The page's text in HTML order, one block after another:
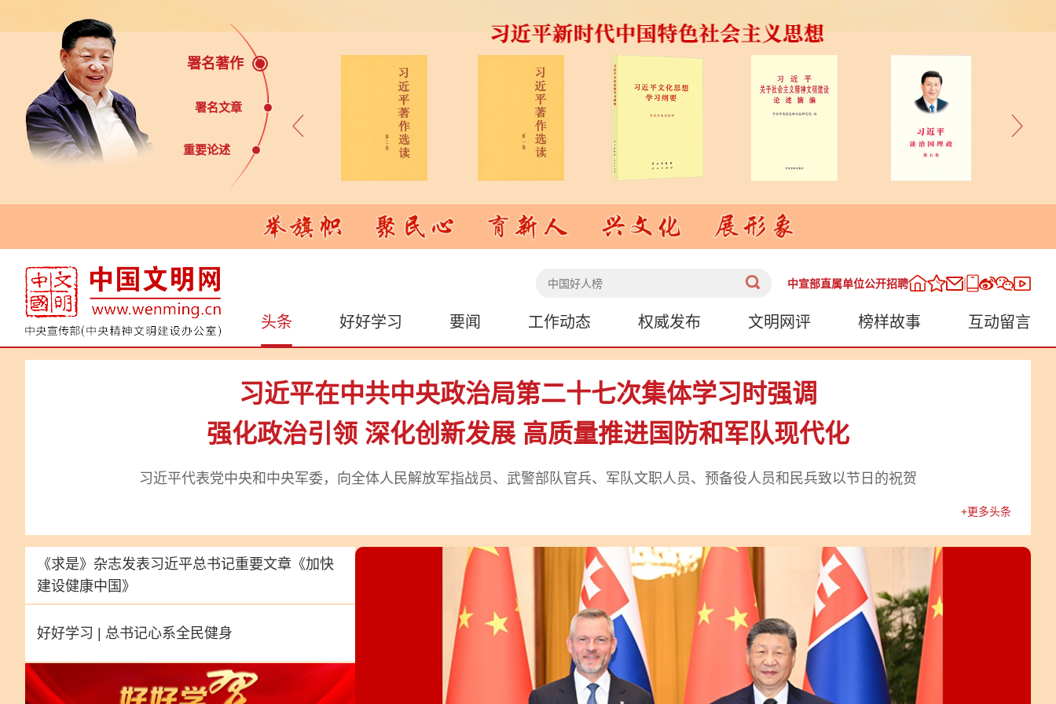
署名著作
署名文章
重要论述
中宣部直属单位公开招聘
头条 好好学习 要闻 工作动态 权威发布 文明网评 榜样故事 互动留言
习近平在中共中央政治局第二十七次集体学习时强调
强化政治引领 深化创新发展 高质量推进国防和军队现代化
习近平代表党中央和中央军委，向全体人民解放军指战员、武警部队官兵、军队文职人员、预备役人员和民兵致以节日的祝贺
+更多头条
《求是》杂志发表习近平总书记重要文章 《加快
建设健康中国》
好好学习 | 总书记心系全民健身